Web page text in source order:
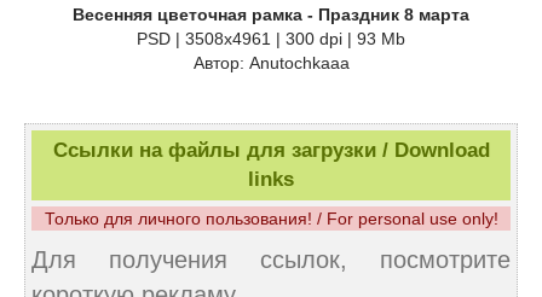
Весенняя цветочная рамка - Праздник 8 марта
PSD | 3508х4961 | 300 dpi | 93 Mb
Автор: Anutochkaaa
Ссылки на файлы для загрузки / Download
links
Только для личного пользования! / For personal use only!
Для получения ссылок, посмотрите